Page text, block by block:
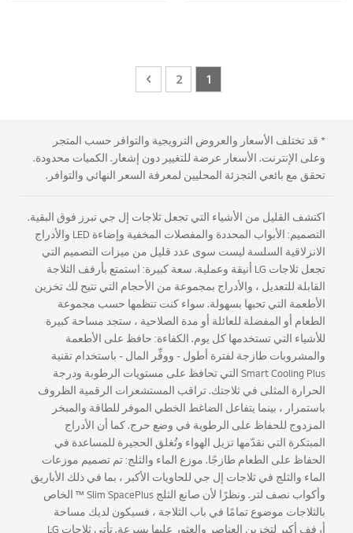
You're currently reading page
1
Page
2
Page
Next
* قد تختلف الأسعار والعروض الترويجية والتوافر حسب المتجر
وعلى الإنترنت. الأسعار عرضة للتغيير دون إشعار. الكميات محدودة.
تحقق مع بائعي التجزئة المحليين لمعرفة السعر النهائي والتوافر.
اكتشف القليل من الأشياء التي تجعل ثلاجات إل جي تبرز فوق البقية.
التصميم: الأبواب المحددة والمفصلات المخفية وإضاءة LED والأدراج
الانزلاقية السلسة ليست سوى عدد قليل من ميزات التصميم التي
تجعل ثلاجات LG أنيقة وعملية. سعة كبيرة: استمتع بأرفف الثلاجة
القابلة للتعديل ، والأدراج بمجموعة من الأحجام التي تتيح لك تخزين
الأطعمة التي تحبها بسهولة. سواء كنت تنظمها حسب مجموعة
الطعام أو المفضلة للعائلة أو مدة الصلاحية ، ستجد مساحة كبيرة
للأشياء التي تستخدمها كل يوم. الكفاءة: حافظ على الأطعمة
والمشروبات طازجة لفترة أطول - ووفِّر المال - باستخدام تقنية
Smart Cooling Plus التي تحافظ على مستويات الرطوبة ودرجة
الحرارة المثلى في ثلاجتك. تراقب المستشعرات الرقمية الظروف
باستمرار ، بينما يتفاعل الضاغط الخطي الموفر للطاقة والمبخر
المزدوج للحفاظ على الرطوبة في وضع حرج. كما أن الأدراج
المبتكرة التي نقدّمها تزيل الهواء وتُغلق الحجيرة للمساعدة في
الحفاظ على الطعام طازجًا. موزع الماء والثلج: تم تصميم موزعات
الماء والثلج في ثلاجات إل جي للحاويات الأكبر ، بما في ذلك الأباريق
وأكواب نصف لتر. ونظرًا لأن صانع الثلج Slim SpacePlus ™ الخاص
بالثلاجات موضوع تمامًا في باب الثلاجة ، فسيكون لديك مساحة
أرفف أكبر لتخزين العناصر والعثور عليها بسرعة. تأتي ثلاجات LG